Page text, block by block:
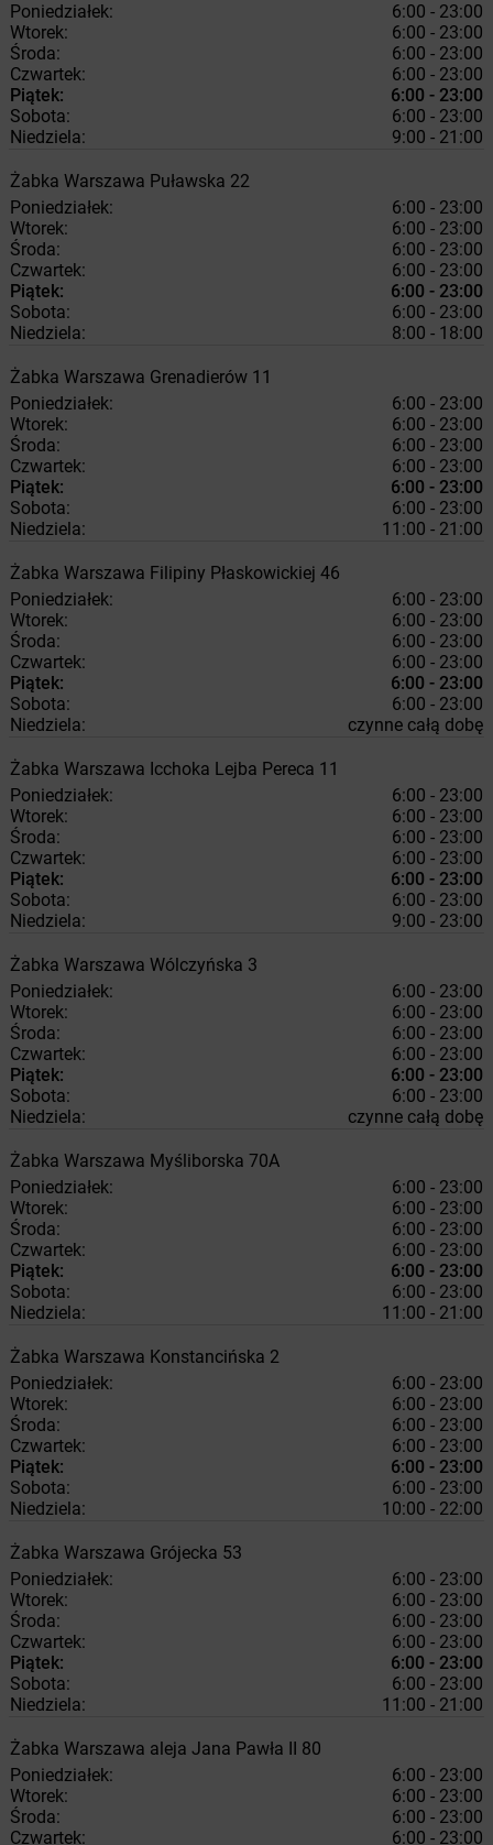
Poniedziałek:
6:00 - 23:00
Wtorek:
6:00 - 23:00
Środa:
6:00 - 23:00
Czwartek:
6:00 - 23:00
Piątek:
6:00 - 23:00
Sobota:
6:00 - 23:00
Niedziela:
9:00 - 21:00
Żabka Warszawa Puławska 22
Poniedziałek:
6:00 - 23:00
Wtorek:
6:00 - 23:00
Środa:
6:00 - 23:00
Czwartek:
6:00 - 23:00
Piątek:
6:00 - 23:00
Sobota:
6:00 - 23:00
Niedziela:
8:00 - 18:00
Żabka Warszawa Grenadierów 11
Poniedziałek:
6:00 - 23:00
Wtorek:
6:00 - 23:00
Środa:
6:00 - 23:00
Czwartek:
6:00 - 23:00
Piątek:
6:00 - 23:00
Sobota:
6:00 - 23:00
Niedziela:
11:00 - 21:00
Żabka Warszawa Filipiny Płaskowickiej 46
Poniedziałek:
6:00 - 23:00
Wtorek:
6:00 - 23:00
Środa:
6:00 - 23:00
Czwartek:
6:00 - 23:00
Piątek:
6:00 - 23:00
Sobota:
6:00 - 23:00
Niedziela:
czynne całą dobę
Żabka Warszawa Icchoka Lejba Pereca 11
Poniedziałek:
6:00 - 23:00
Wtorek:
6:00 - 23:00
Środa:
6:00 - 23:00
Czwartek:
6:00 - 23:00
Piątek:
6:00 - 23:00
Sobota:
6:00 - 23:00
Niedziela:
9:00 - 23:00
Żabka Warszawa Wólczyńska 3
Poniedziałek:
6:00 - 23:00
Wtorek:
6:00 - 23:00
Środa:
6:00 - 23:00
Czwartek:
6:00 - 23:00
Piątek:
6:00 - 23:00
Sobota:
6:00 - 23:00
Niedziela:
czynne całą dobę
Żabka Warszawa Myśliborska 70A
Poniedziałek:
6:00 - 23:00
Wtorek:
6:00 - 23:00
Środa:
6:00 - 23:00
Czwartek:
6:00 - 23:00
Piątek:
6:00 - 23:00
Sobota:
6:00 - 23:00
Niedziela:
11:00 - 21:00
Żabka Warszawa Konstancińska 2
Poniedziałek:
6:00 - 23:00
Wtorek:
6:00 - 23:00
Środa:
6:00 - 23:00
Czwartek:
6:00 - 23:00
Piątek:
6:00 - 23:00
Sobota:
6:00 - 23:00
Niedziela:
10:00 - 22:00
Żabka Warszawa Grójecka 53
Poniedziałek:
6:00 - 23:00
Wtorek:
6:00 - 23:00
Środa:
6:00 - 23:00
Czwartek:
6:00 - 23:00
Piątek:
6:00 - 23:00
Sobota:
6:00 - 23:00
Niedziela:
11:00 - 21:00
Żabka Warszawa aleja Jana Pawła II 80
Poniedziałek:
6:00 - 23:00
Wtorek:
6:00 - 23:00
Środa:
6:00 - 23:00
Czwartek:
6:00 - 23:00